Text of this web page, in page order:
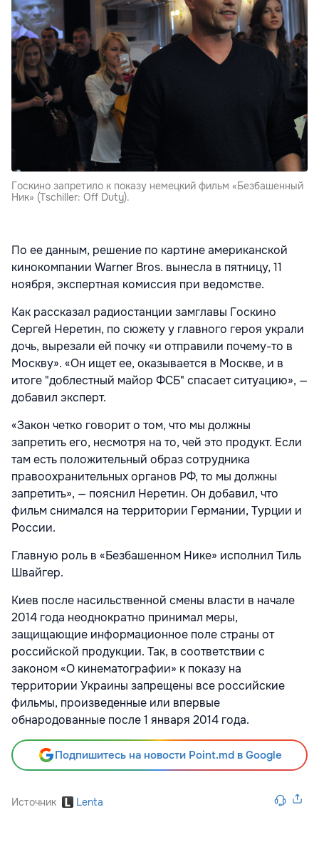
Госкино запретило к показу немецкий фильм «Безбашенный
Ник» (Tschiller: Off Duty).
По ее данным, решение по картине американской
кинокомпании Warner Bros. вынесла в пятницу, 11
ноября, экспертная комиссия при ведомстве.
Как рассказал радиостанции замглавы Госкино
Сергей Неретин, по сюжету у главного героя украли
дочь, вырезали ей почку «и отправили почему-то в
Москву». «Он ищет ее, оказывается в Москве, и в
итоге "доблестный майор ФСБ" спасает ситуацию», —
добавил эксперт.
«Закон четко говорит о том, что мы должны
запретить его, несмотря на то, чей это продукт. Если
там есть положительный образ сотрудника
правоохранительных органов РФ, то мы должны
запретить», — пояснил Неретин. Он добавил, что
фильм снимался на территории Германии, Турции и
России.
Главную роль в «Безбашенном Нике» исполнил Тиль
Швайгер.
Киев после насильственной смены власти в начале
2014 года неоднократно принимал меры,
защищающие информационное поле страны от
российской продукции. Так, в соответствии с
законом «О кинематографии» к показу на
территории Украины запрещены все российские
фильмы, произведенные или впервые
обнародованные после 1 января 2014 года.
Подпишитесь на новости Point.md в Google
Источник Lenta